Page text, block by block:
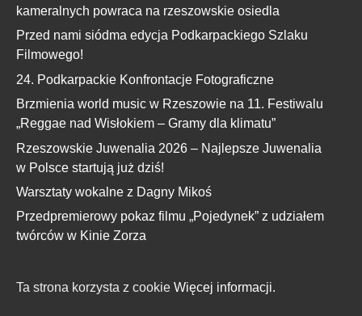
kameralnych powraca na rzeszowskie osiedla
Przed nami siódma edycja Podkarpackiego Szlaku
Filmowego!
24. Podkarpackie Konfrontacje Fotograficzne
Brzmienia world music w Rzeszowie na 11. Festiwalu
„Reggae nad Wisłokiem – Gramy dla klimatu”
Rzeszowskie Juwenalia 2026 – Najlepsze Juwenalia
w Polsce startują już dziś!
Warsztaty wokalne z Dagny Mikoś
Przedpremierowy pokaz filmu „Pojedynek” z udziałem
twórców w Kinie Zorza
Ta strona korzysta z cookie Więcej informacji.